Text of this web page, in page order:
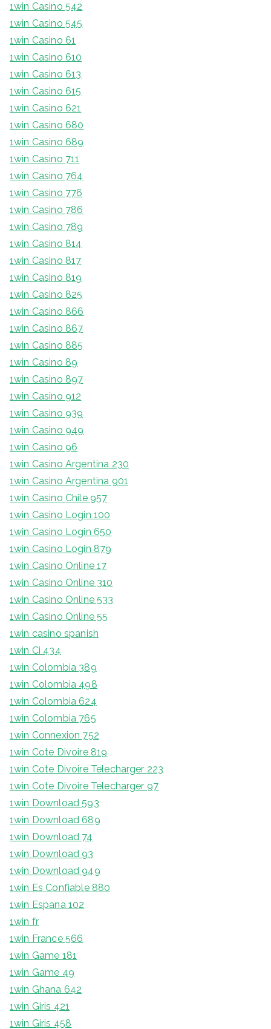
1win Casino 542
1win Casino 545
1win Casino 61
1win Casino 610
1win Casino 613
1win Casino 615
1win Casino 621
1win Casino 680
1win Casino 689
1win Casino 711
1win Casino 764
1win Casino 776
1win Casino 786
1win Casino 789
1win Casino 814
1win Casino 817
1win Casino 819
1win Casino 825
1win Casino 866
1win Casino 867
1win Casino 885
1win Casino 89
1win Casino 897
1win Casino 912
1win Casino 939
1win Casino 949
1win Casino 96
1win Casino Argentina 230
1win Casino Argentina 901
1win Casino Chile 957
1win Casino Login 100
1win Casino Login 650
1win Casino Login 879
1win Casino Online 17
1win Casino Online 310
1win Casino Online 533
1win Casino Online 55
1win casino spanish
1win Ci 434
1win Colombia 389
1win Colombia 498
1win Colombia 624
1win Colombia 765
1win Connexion 752
1win Cote Divoire 819
1win Cote Divoire Telecharger 223
1win Cote Divoire Telecharger 97
1win Download 593
1win Download 689
1win Download 74
1win Download 93
1win Download 949
1win Es Confiable 880
1win Espana 102
1win fr
1win France 566
1win Game 181
1win Game 49
1win Ghana 642
1win Giris 421
1win Giris 458